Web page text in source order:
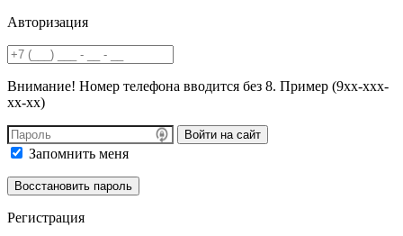
Авторизация
Внимание! Номер телефона вводится без 8. Пример (9хх-ххх-
хх-хх)
Войти на сайт
Запомнить меня
Регистрация